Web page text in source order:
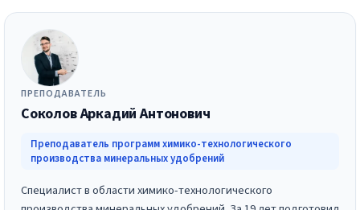
ПРЕПОДАВАТЕЛЬ
Соколов Аркадий Антонович
Преподаватель программ химико-технологического
производства минеральных удобрений
Специалист в области химико-технологического